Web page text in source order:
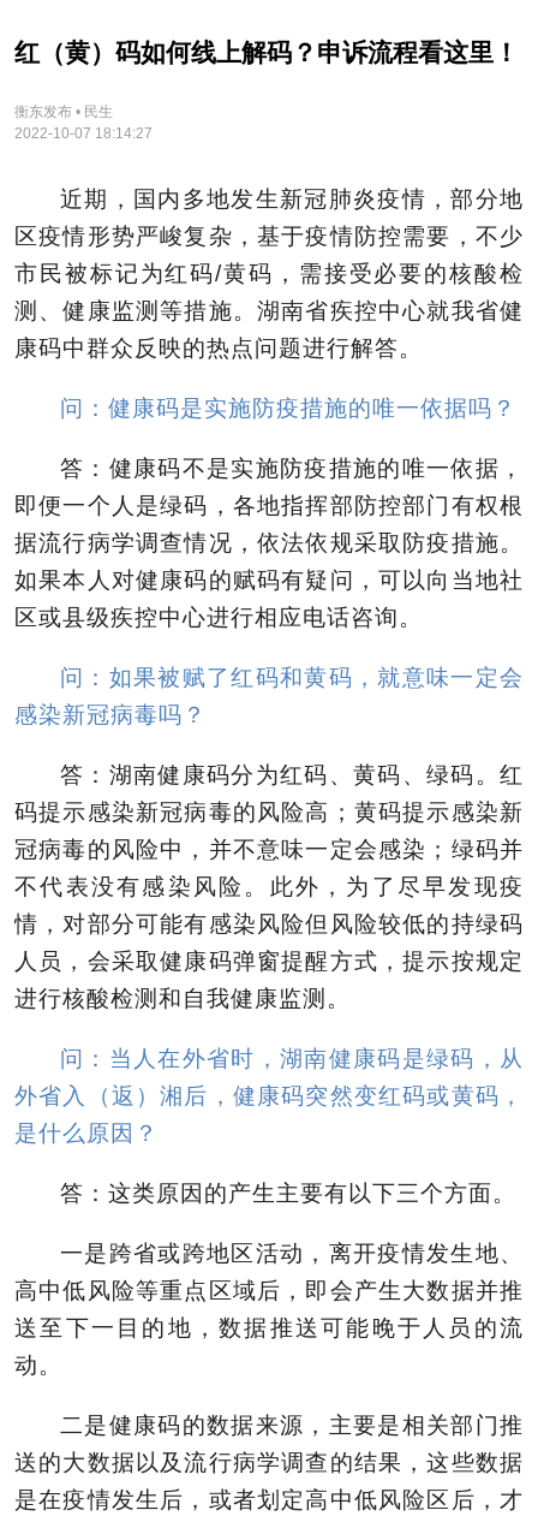
红（黄）码如何线上解码？申诉流程看这里！
衡东发布 • 民生
2022-10-07 18:14:27
近期，国内多地发生新冠肺炎疫情，部分地
区疫情形势严峻复杂，基于疫情防控需要，不少
市民被标记为红码/黄码，需接受必要的核酸检
测、健康监测等措施。湖南省疾控中心就我省健
康码中群众反映的热点问题进行解答。
问：健康码是实施防疫措施的唯一依据吗？
答：健康码不是实施防疫措施的唯一依据，
即便一个人是绿码，各地指挥部防控部门有权根
据流行病学调查情况，依法依规采取防疫措施。
如果本人对健康码的赋码有疑问，可以向当地社
区或县级疾控中心进行相应电话咨询。
问：如果被赋了红码和黄码，就意味一定会
感染新冠病毒吗？
答：湖南健康码分为红码、黄码、绿码。红
码提示感染新冠病毒的风险高；黄码提示感染新
冠病毒的风险中，并不意味一定会感染；绿码并
不代表没有感染风险。此外，为了尽早发现疫
情，对部分可能有感染风险但风险较低的持绿码
人员，会采取健康码弹窗提醒方式，提示按规定
进行核酸检测和自我健康监测。
问：当人在外省时，湖南健康码是绿码，从
外省入（返）湘后，健康码突然变红码或黄码，
是什么原因？
答：这类原因的产生主要有以下三个方面。
一是跨省或跨地区活动，离开疫情发生地、
高中低风险等重点区域后，即会产生大数据并推
送至下一目的地，数据推送可能晚于人员的流
动。
二是健康码的数据来源，主要是相关部门推
送的大数据以及流行病学调查的结果，这些数据
是在疫情发生后，或者划定高中低风险区后，才